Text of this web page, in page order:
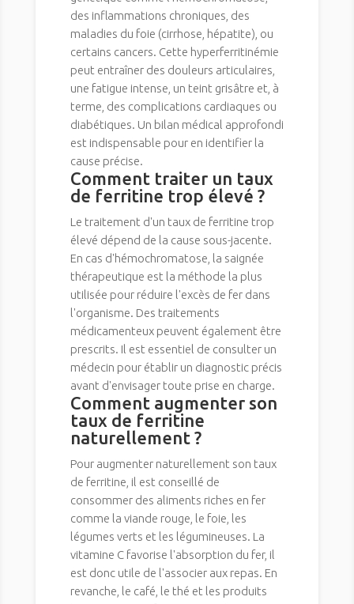
des inflammations chroniques, des
maladies du foie (cirrhose, hépatite), ou
certains cancers. Cette hyperferritinémie
peut entraîner des douleurs articulaires,
une fatigue intense, un teint grisâtre et, à
terme, des complications cardiaques ou
diabétiques. Un bilan médical approfondi
est indispensable pour en identifier la
cause précise.
Comment traiter un taux
de ferritine trop élevé ?
Le traitement d'un taux de ferritine trop
élevé dépend de la cause sous-jacente.
En cas d'hémochromatose, la saignée
thérapeutique est la méthode la plus
utilisée pour réduire l'excès de fer dans
l'organisme. Des traitements
médicamenteux peuvent également être
prescrits. Il est essentiel de consulter un
médecin pour établir un diagnostic précis
avant d'envisager toute prise en charge.
Comment augmenter son
taux de ferritine
naturellement ?
Pour augmenter naturellement son taux
de ferritine, il est conseillé de
consommer des aliments riches en fer
comme la viande rouge, le foie, les
légumes verts et les légumineuses. La
vitamine C favorise l'absorption du fer, il
est donc utile de l'associer aux repas. En
revanche, le café, le thé et les produits